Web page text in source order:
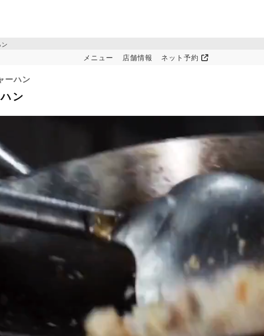
メニュー 店舗情報 ネット予約
ーハン
ン